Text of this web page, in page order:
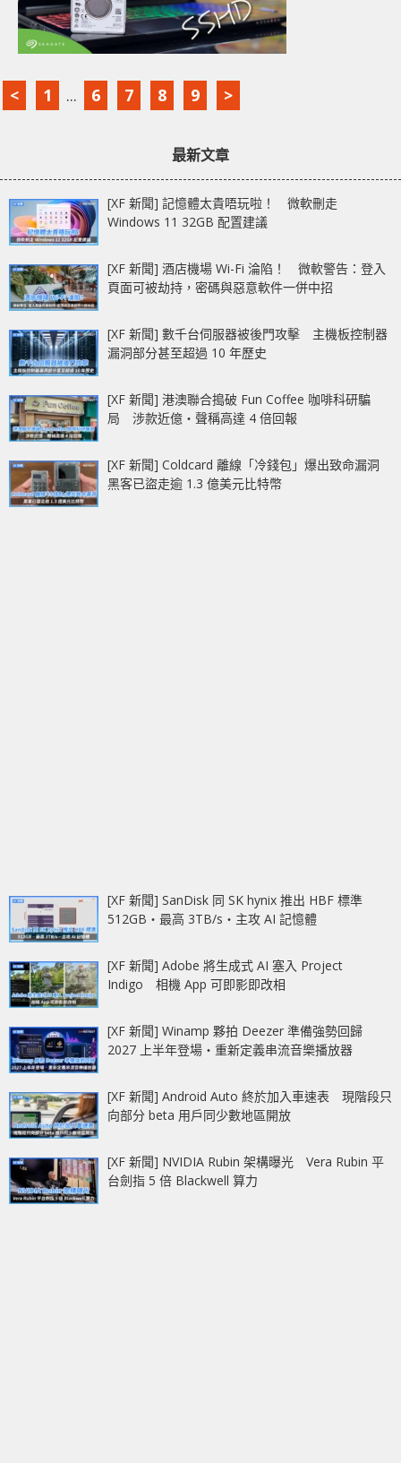
< 1 ... 6 7 8 9 >
最新文章
[XF 新聞] 記憶體太貴唔玩啦！ 微軟刪走
Windows 11 32GB 配置建議
[XF 新聞] 酒店機場 Wi-Fi 淪陷！ 微軟警告：登入
頁面可被劫持，密碼與惡意軟件一併中招
[XF 新聞] 數千台伺服器被後門攻擊 主機板控制器
漏洞部分甚至超過 10 年歷史
[XF 新聞] 港澳聯合搗破 Fun Coffee 咖啡科研騙
局 涉款近億‧聲稱高達 4 倍回報
[XF 新聞] Coldcard 離線「冷錢包」爆出致命漏洞
黑客已盜走逾 1.3 億美元比特幣
[XF 新聞] SanDisk 同 SK hynix 推出 HBF 標準
512GB‧最高 3TB/s‧主攻 AI 記憶體
[XF 新聞] Adobe 將生成式 AI 塞入 Project
Indigo 相機 App 可即影即改相
[XF 新聞] Winamp 夥拍 Deezer 準備強勢回歸
2027 上半年登場‧重新定義串流音樂播放器
[XF 新聞] Android Auto 終於加入車速表 現階段只
向部分 beta 用戶同少數地區開放
[XF 新聞] NVIDIA Rubin 架構曝光 Vera Rubin 平
台劍指 5 倍 Blackwell 算力